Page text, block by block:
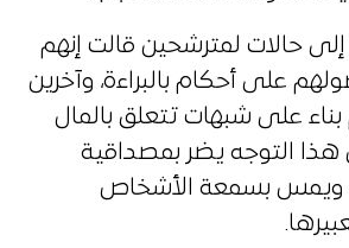
حالات لمترشحين قالت إنهم
على أحكام بالبراءة، وآخرين
على شبهات تتعلق بالمال
هذا التوجه يضر بمصداقية
ويمس بسمعة الأشخاص